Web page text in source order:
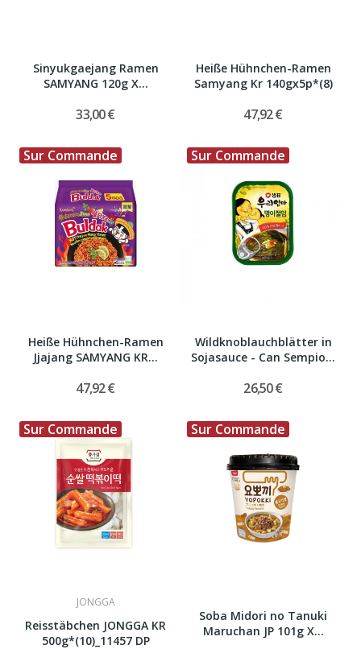
Sinyukgaejang Ramen
SAMYANG 120g X...
33,00 €
Heiße Hühnchen-Ramen
Samyang Kr 140gx5p*(8)
47,92 €
Sur Commande
Heiße Hühnchen-Ramen
Jjajang SAMYANG KR...
47,92 €
Sur Commande
Wildknoblauchblätter in
Sojasauce - Can Sempio...
26,50 €
Sur Commande
JONGGA
Reisstäbchen JONGGA KR
500g*(10)_11457 DP
Sur Commande
Soba Midori no Tanuki
Maruchan JP 101g X...